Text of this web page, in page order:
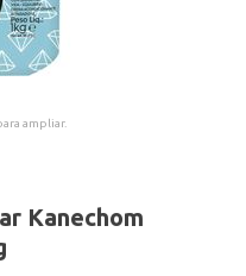
ampliar.
Kanechom